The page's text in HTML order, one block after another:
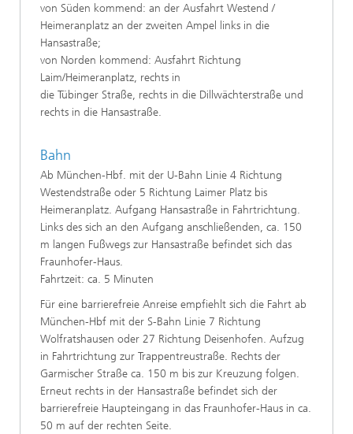
von Süden kommend: an der Ausfahrt Westend /
Heimeranplatz an der zweiten Ampel links in die
Hansastraße;
von Norden kommend: Ausfahrt Richtung
Laim/Heimeranplatz, rechts in
die Tübinger Straße, rechts in die Dillwächterstraße und
rechts in die Hansastraße.
Bahn
Ab München-Hbf. mit der U-Bahn Linie 4 Richtung
Westendstraße oder 5 Richtung Laimer Platz bis
Heimeranplatz. Aufgang Hansastraße in Fahrtrichtung.
Links des sich an den Aufgang anschließenden, ca. 150
m langen Fußwegs zur Hansastraße befindet sich das
Fraunhofer-Haus.
Fahrtzeit: ca. 5 Minuten
Für eine barrierefreie Anreise empfiehlt sich die Fahrt ab
München-Hbf mit der S-Bahn Linie 7 Richtung
Wolfratshausen oder 27 Richtung Deisenhofen. Aufzug
in Fahrtrichtung zur Trappentreustraße. Rechts der
Garmischer Straße ca. 150 m bis zur Kreuzung folgen.
Erneut rechts in der Hansastraße befindet sich der
barrierefreie Haupteingang in das Fraunhofer-Haus in ca.
50 m auf der rechten Seite.